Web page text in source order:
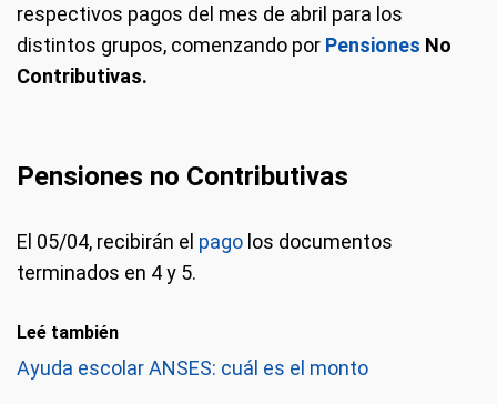
respectivos pagos del mes de abril para los
distintos grupos, comenzando por Pensiones No
Contributivas.
Pensiones no Contributivas
El 05/04, recibirán el pago los documentos
terminados en 4 y 5.
Leé también
Ayuda escolar ANSES: cuál es el monto